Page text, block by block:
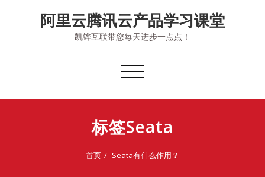
阿里云腾讯云产品学习课堂
凯铧互联带您每天进步一点点！
切
导
标签Seata
首页 Seata有什么作用？